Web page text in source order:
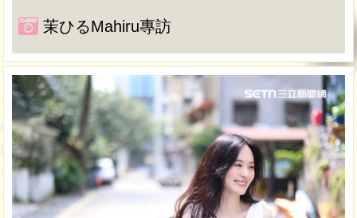
茉ひるMahiru專訪